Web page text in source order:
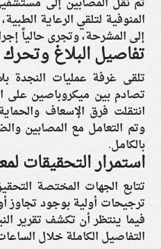
المنوفية لتلقي الرعاية
إلى المشرحة، وتجرى حالياً
تفاصيل البلاغ وتحرك
تلقى غرفة عمليات النجدة
تصادم بين ميكروباصين على
انتقلت فرق الإسعاف
وتم التعامل مع المصابين
بالكامل.
استمرار التحقيقات
تتابع الجهات المختصة
ترجيحات أولية بوجودتجاوز
فيما ينتظر أن تكشفتقرير
التفاصيل الكاملة خلال